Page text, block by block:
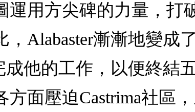
運用方尖碑的力量，打
Alabaster漸漸地變成
成他的工作，以便終結
面壓迫Castrima社區